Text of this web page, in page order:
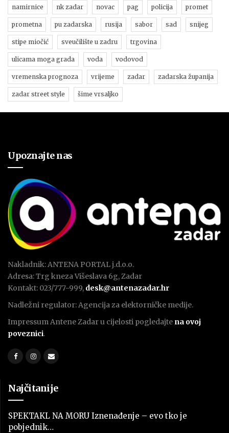
namirnice nk zadar novac pag policija promet
prometna pu zadarska rusija sabor sad snijeg
stipe miočić sveučilište u zadru trgovina
ulicama moga grada voda vodovod
vremenska prognoza vrijeme zadar zadarska županija
zadar street style šime vrsaljko
Upoznajte nas
Nakladnik: ANTENA PORTAL j.d.o.o.
Adresa: Trg kneza Višeslava 6g, Zadar
Kontakt: 023/777-999, desk@antenazadar.hr
Nadležni regulator: Agencija za elektorničke medije.
Impressum Antene Zadar u cijelosti pogledajte na ovoj
poveznici.
Najčitanije
SPEKTAKL NA MORU Iznenađenje – evo tko je
pobjednik…